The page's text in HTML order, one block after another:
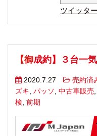
ツイッター
【御成約】３台一
2020.7.27 売約済
ズキ パッソ 中古車販売
検 前期